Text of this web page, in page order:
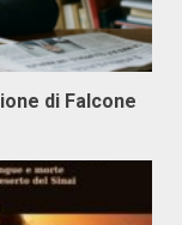
di Falcone